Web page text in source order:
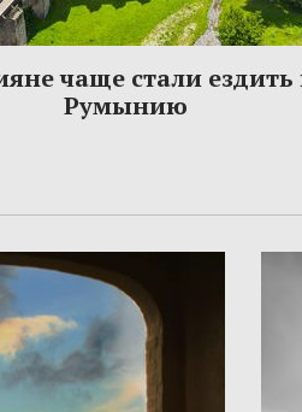
чаще стали ездить
Румынию